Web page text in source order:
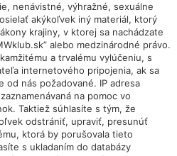
nenávistné, výhražné, sexuálne
akýkoľvek iný materiál, ktorý
krajiny, v ktorej sa nachádzate
alebo medzinárodné právo.
a trvalému vylúčeniu, s
internetového pripojenia, ak sa
od nás požadované. IP adresa
na pomoc vo
Taktiež súhlasíte s tým, že
odstrániť, upraviť, presunúť
ktorá by porušovala tieto
s ukladaním do databázy